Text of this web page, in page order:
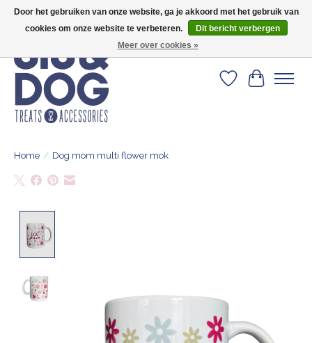
Verlanglijst
Home / Dog mom multi flower mok
Door het gebruiken van onze website, ga je akkoord met het gebruik van
cookies om onze website te verbeteren.
Dit bericht verbergen
Meer over cookies »
Geef je hond het kleedje waar 500+ baasjes fan van zijn!